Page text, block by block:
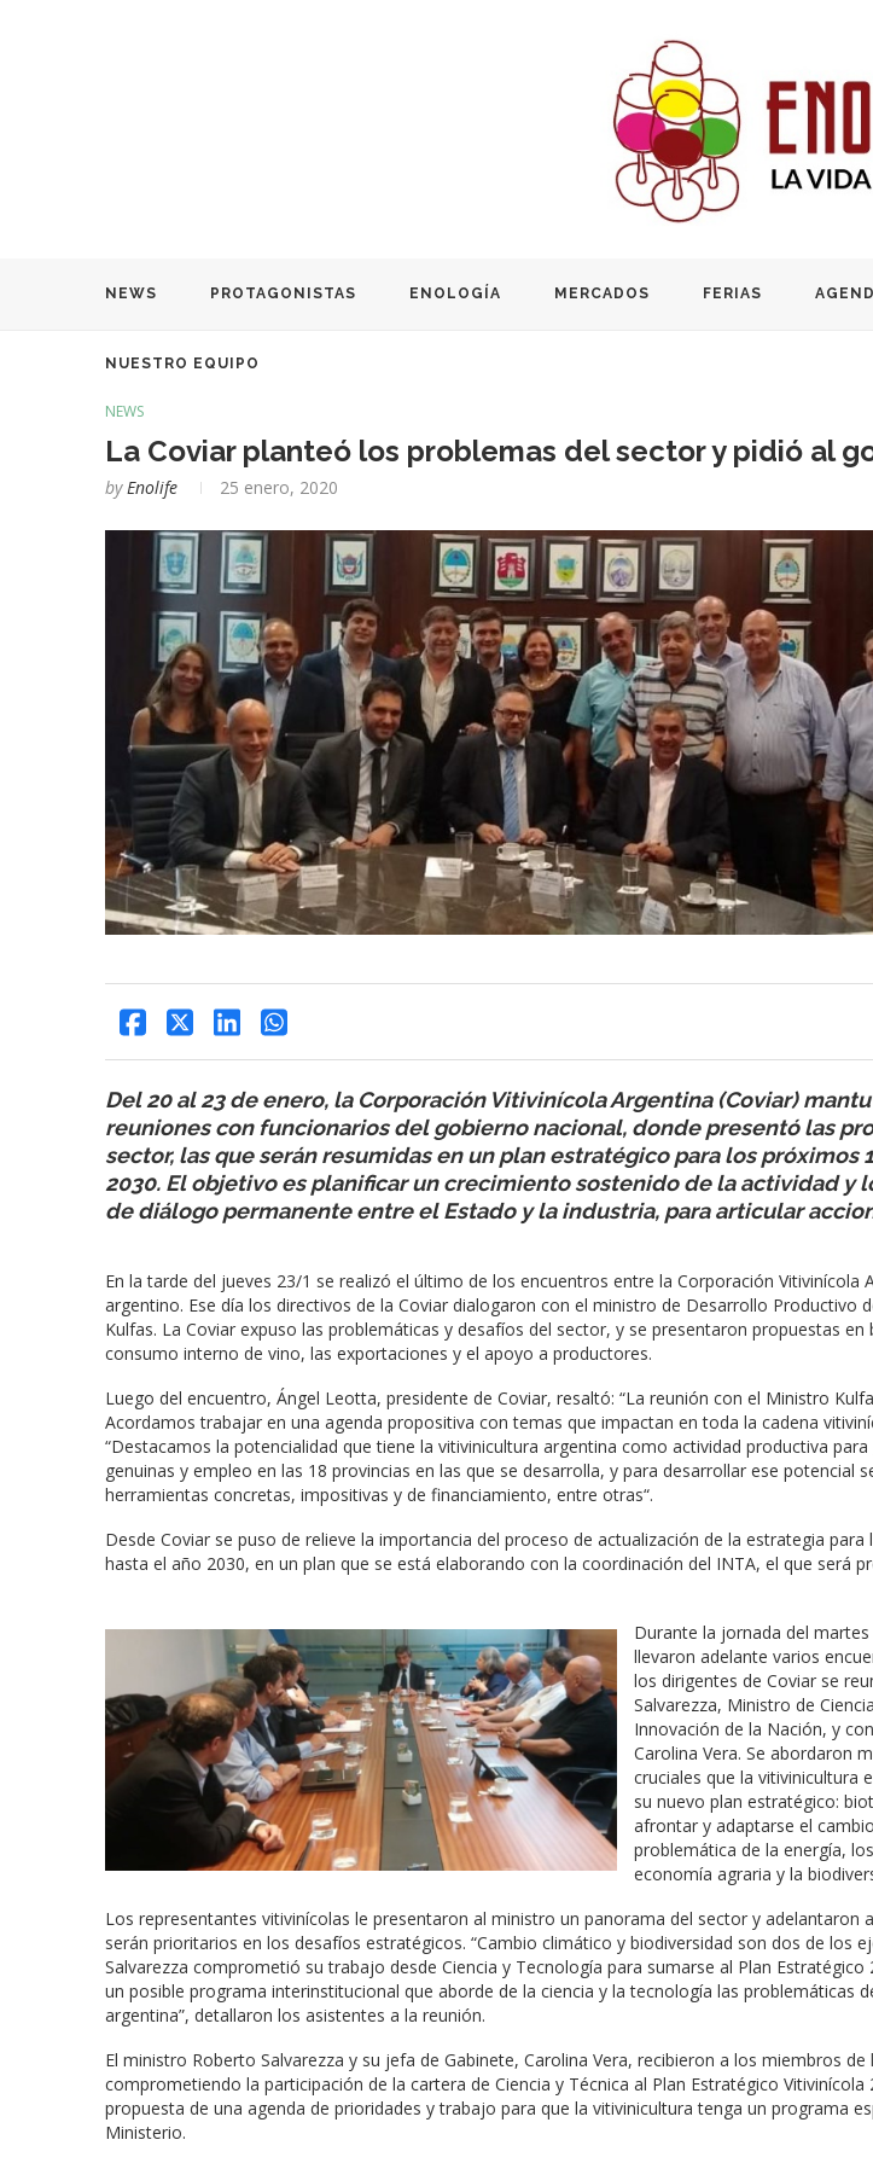
NEWS PROTAGONISTAS ENOLOGÍA MERCADOS FERIAS
NUESTRO EQUIPO
NEWS
La Coviar planteó los problemas del sector y pidió al
by Enolife 25 enero, 2020
Del 20 al 23 de enero, la Corporación Vitivinícola Argentina (Coviar)
reuniones con funcionarios del gobierno nacional, donde presentó las
sector, las que serán resumidas en un plan estratégico para los próximos
2030. El objetivo es planificar un crecimiento sostenido de la actividad y
de diálogo permanente entre el Estado y la industria, para articular
En la tarde del jueves 23/1 se realizó el último de los encuentros entre la Corporación Vitivinícola
argentino. Ese día los directivos de la Coviar dialogaron con el ministro de Desarrollo Productivo
Kulfas. La Coviar expuso las problemáticas y desafíos del sector, y se presentaron propuestas en
consumo interno de vino, las exportaciones y el apoyo a productores.
Luego del encuentro, Ángel Leotta, presidente de Coviar, resaltó: “La reunión con el Ministro
Acordamos trabajar en una agenda propositiva con temas que impactan en toda la cadena
“Destacamos la potencialidad que tiene la vitivinicultura argentina como actividad productiva para
genuinas y empleo en las 18 provincias en las que se desarrolla, y para desarrollar ese potencial
herramientas concretas, impositivas y de financiamiento, entre otras“.
Desde Coviar se puso de relieve la importancia del proceso de actualización de la estrategia para
hasta el año 2030, en un plan que se está elaborando con la coordinación del INTA, el que será
Durante la jornada del
llevaron adelante varios
los dirigentes de Coviar se
Salvarezza, Ministro de
Innovación de la Nación, y
Carolina Vera. Se abordaron
cruciales que la vitivinicultura
su nuevo plan estratégico:
afrontar y adaptarse el
problemática de la energía,
economía agraria y la
Los representantes vitivinícolas le presentaron al ministro un panorama del sector y adelantaron
serán prioritarios en los desafíos estratégicos. “Cambio climático y biodiversidad son dos de los
Salvarezza comprometió su trabajo desde Ciencia y Tecnología para sumarse al Plan Estratégico
un posible programa interinstitucional que aborde de la ciencia y la tecnología las problemáticas
argentina”, detallaron los asistentes a la reunión.
El ministro Roberto Salvarezza y su jefa de Gabinete, Carolina Vera, recibieron a los miembros de
comprometiendo la participación de la cartera de Ciencia y Técnica al Plan Estratégico Vitivinícola
propuesta de una agenda de prioridades y trabajo para que la vitivinicultura tenga un programa
Ministerio.